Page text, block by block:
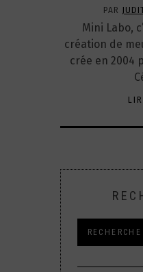
PAR
Mini Labo,
création de
crée en 2004